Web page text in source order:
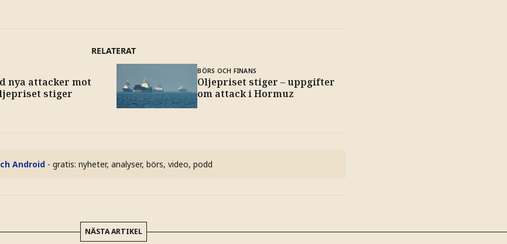
RELATERAT
nya attacker mot
stiger
BÖRS OCH FINANS
Oljepriset stiger – uppgifter
om attack i Hormuz
Android - gratis: nyheter, analyser, börs, video, podd
NÄSTA ARTIKEL